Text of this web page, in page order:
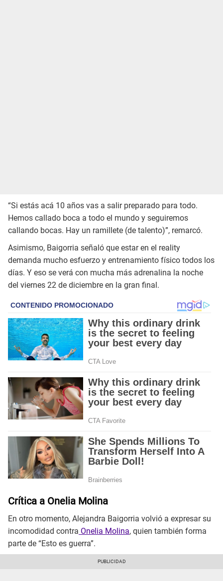
“Si estás acá 10 años vas a salir preparado para todo.
Hemos callado boca a todo el mundo y seguiremos
callando bocas. Hay un ramillete (de talento)”, remarcó.
Asimismo, Baigorria señaló que estar en el reality
demanda mucho esfuerzo y entrenamiento físico todos los
días. Y eso se verá con mucha más adrenalina la noche
del viernes 22 de diciembre en la gran final.
Crítica a Onelia Molina
En otro momento, Alejandra Baigorria volvió a expresar su
incomodidad contra Onelia Molina, quien también forma
parte de “Esto es guerra”.